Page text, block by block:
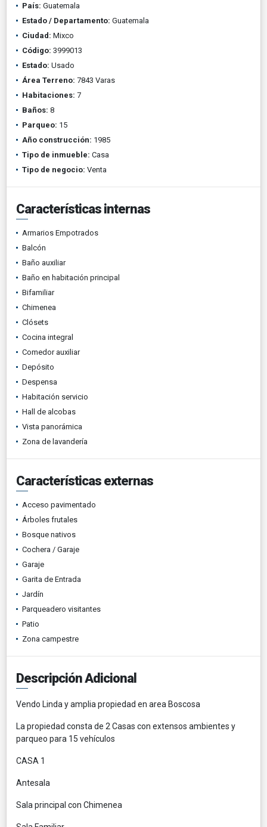
País: Guatemala
Estado / Departamento: Guatemala
Ciudad: Mixco
Código: 3999013
Estado: Usado
Área Terreno: 7843 Varas
Habitaciones: 7
Baños: 8
Parqueo: 15
Año construcción: 1985
Tipo de inmueble: Casa
Tipo de negocio: Venta
Características internas
Armarios Empotrados
Balcón
Baño auxiliar
Baño en habitación principal
Bifamiliar
Chimenea
Clósets
Cocina integral
Comedor auxiliar
Depósito
Despensa
Habitación servicio
Hall de alcobas
Vista panorámica
Zona de lavandería
Características externas
Acceso pavimentado
Árboles frutales
Bosque nativos
Cochera / Garaje
Garaje
Garita de Entrada
Jardín
Parqueadero visitantes
Patio
Zona campestre
Descripción Adicional
Vendo Linda y amplia propiedad en area Boscosa
La propiedad consta de 2 Casas con extensos ambientes y
parqueo para 15 vehículos
CASA 1
Antesala
Sala principal con Chimenea